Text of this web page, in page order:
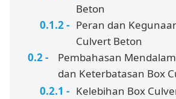
Beton
Peran dan
Culvert Beton
Pembahasan
dan Keterbatasan Box
Kelebihan Box